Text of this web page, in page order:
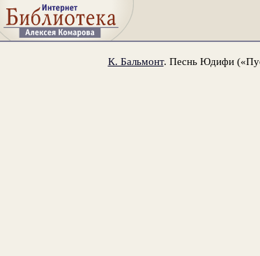
К. Бальмонт. Песнь Юдифи